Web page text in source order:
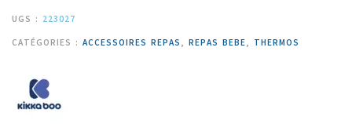
UGS : 223027
CATÉGORIES : ACCESSOIRES REPAS , REPAS BEBE, THERMOS